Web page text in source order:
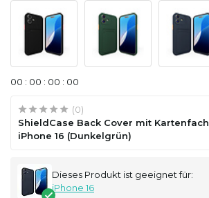
00 : 00 : 00 : 00
(0)
ShieldCase Back Cover mit Kartenfach
iPhone 16 (Dunkelgrün)
Dieses Produkt ist geeignet für:
iPhone 16